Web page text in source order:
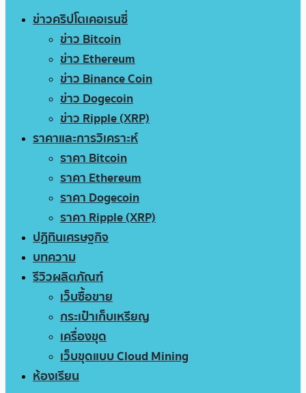
ข่าวคริปโตเคอเรนซี่
ข่าว Bitcoin
ข่าว Ethereum
ข่าว Binance Coin
ข่าว Dogecoin
ข่าว Ripple (XRP)
ราคาและการวิเคราะห์
ราคา Bitcoin
ราคา Ethereum
ราคา Dogecoin
ราคา Ripple (XRP)
ปฏิทินเศรษฐกิจ
บทความ
รีวิวผลิตภัณฑ์
เว็บซื้อขาย
กระเป๋าเก็บเหรียญ
เครื่องขุด
เว็บขุดแบบ Cloud Mining
ห้องเรียน